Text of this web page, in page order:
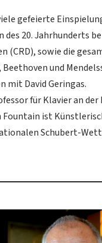
gefeierte
des 20. Jahrhunderts
(CRD), sowie die
und
mit David Geringas.
für Klavier an der
Fountain ist
Schubert-